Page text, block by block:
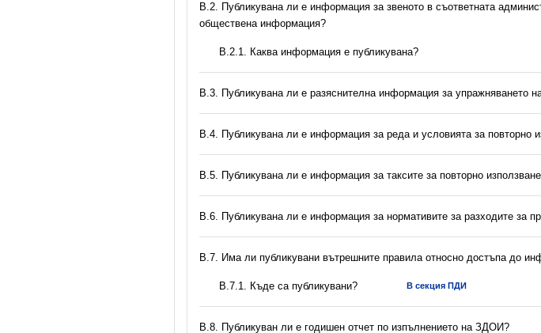
В.2. Публикувана ли е информация за звеното в съответната
обществена информация?
B.2.1. Каква информация е публикувана?
В.3. Публикувана ли е разяснителна информация за упражняването
В.4. Публикувана ли е информация за реда и условията за повторно
В.5. Публикувана ли е информация за таксите за повторно
В.6. Публикувана ли е информация за нормативите за разходите за
В.7. Има ли публикувани вътрешните правила относно достъпа до
В.7.1. Къде са публикувани? В секция ПДИ
В.8. Публикуван ли е годишен отчет по изпълнението на ЗДОИ?